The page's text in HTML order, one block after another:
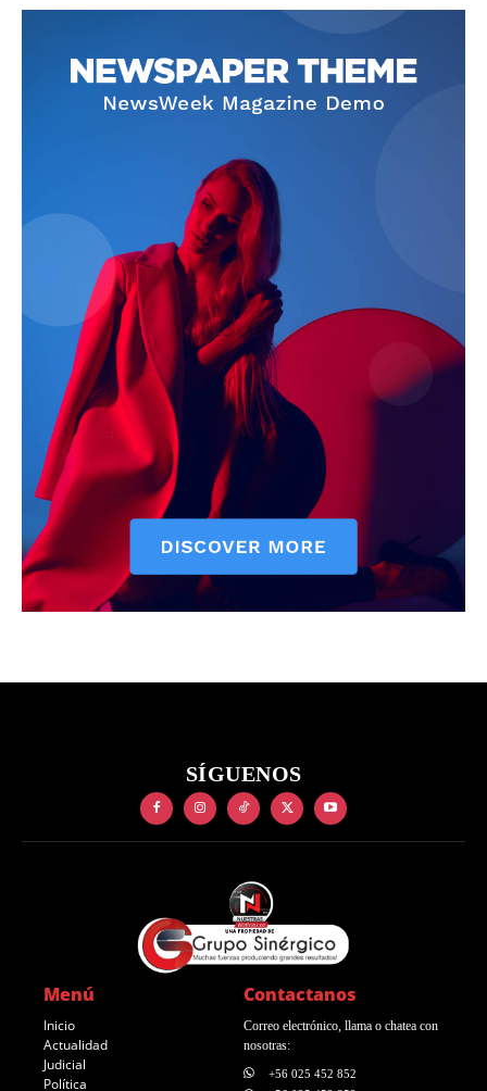
SÍGUENOS
Menú
Inicio
Actualidad
Judicial
Política
Contactanos
Correo electrónico, llama o chatea con
nosotras:
+56 025 452 852